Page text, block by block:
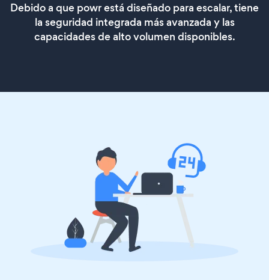
Debido a que powr está diseñado para escalar, tiene
la seguridad integrada más avanzada y las
capacidades de alto volumen disponibles.